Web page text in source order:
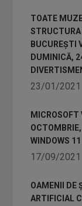
TOATE
BUCUREȘTI
DUMINICĂ,
23/01/2021
MICROSOFT
WINDOWS
17/09/2021
OAMENII DE
ARTIFICIAL